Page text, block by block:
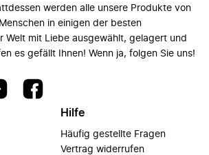
werden alle unsere Produkte von
in einigen der besten
Welt mit Liebe ausgewählt, gelagert und
es gefällt Ihnen! Wenn ja, folgen Sie uns!
Hilfe
Häufig gestellte Fragen
Vertrag widerrufen